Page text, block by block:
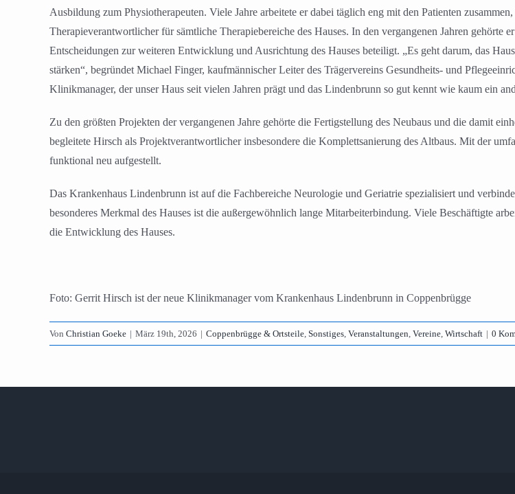
Ausbildung zum Physiotherapeuten. Viele Jahre arbeitete er dabei täglich eng mit den Patienten
Therapieverantwortlicher für sämtliche Therapiebereiche des Hauses. In den vergangenen Jahren gehörte
Entscheidungen zur weiteren Entwicklung und Ausrichtung des Hauses beteiligt. „Es geht darum, das
stärken“, begründet Michael Finger, kaufmännischer Leiter des Trägervereins Gesundheits- und
Klinikmanager, der unser Haus seit vielen Jahren prägt und das Lindenbrunn so gut kennt wie kaum ein
Zu den größten Projekten der vergangenen Jahre gehörte die Fertigstellung des Neubaus und die damit
begleitete Hirsch als Projektverantwortlicher insbesondere die Komplettsanierung des Altbaus. Mit der
funktional neu aufgestellt.
Das Krankenhaus Lindenbrunn ist auf die Fachbereiche Neurologie und Geriatrie spezialisiert und
besonderes Merkmal des Hauses ist die außergewöhnlich lange Mitarbeiterbindung. Viele Beschäftigte
die Entwicklung des Hauses.
Foto: Gerrit Hirsch ist der neue Klinikmanager vom Krankenhaus Lindenbrunn in Coppenbrügge
Von Christian Goeke | März 19th, 2026 | Coppenbrügge & Ortsteile, Sonstiges, Veranstaltungen, Vereine, Wirtschaft | 0